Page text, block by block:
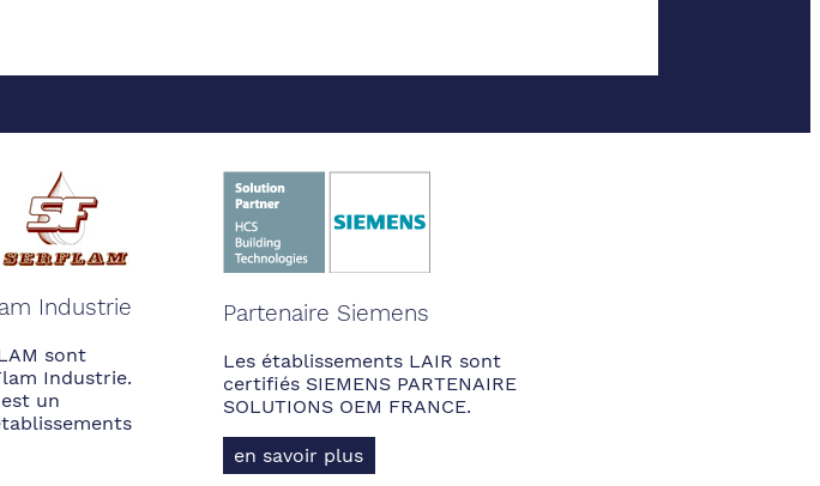
Industrie
sont
Industrie.
un
Partenaire Siemens
Les établissements LAIR sont
certifiés SIEMENS PARTENAIRE
SOLUTIONS OEM FRANCE.
en savoir plus